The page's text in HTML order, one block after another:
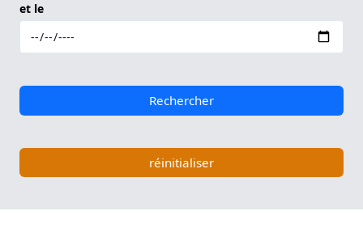
et le
Rechercher
réinitialiser